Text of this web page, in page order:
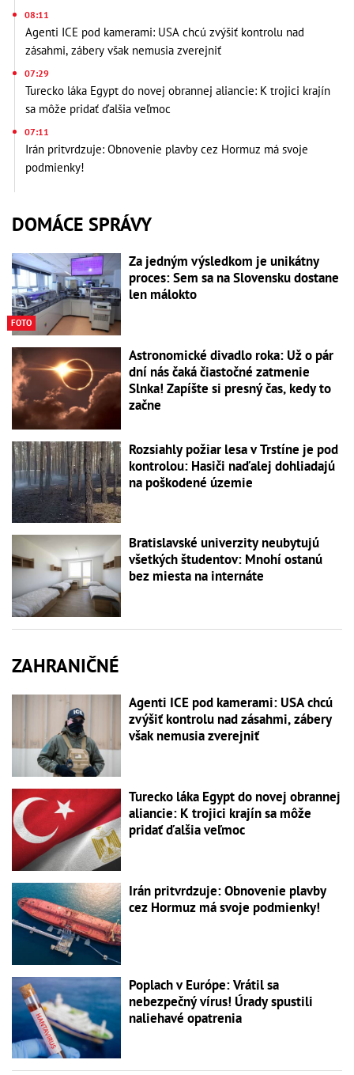
08:11
Agenti ICE pod kamerami: USA chcú zvýšiť kontrolu nad
zásahmi, zábery však nemusia zverejniť
07:29
Turecko láka Egypt do novej obrannej aliancie: K trojici krajín
sa môže pridať ďalšia veľmoc
07:11
Irán pritvrdzuje: Obnovenie plavby cez Hormuz má svoje
podmienky!
DOMÁCE SPRÁVY
FOTO
Za jedným výsledkom je unikátny
proces: Sem sa na Slovensku dostane
len málokto
Astronomické divadlo roka: Už o pár
dní nás čaká čiastočné zatmenie
Slnka! Zapíšte si presný čas, kedy to
začne
Rozsiahly požiar lesa v Trstíne je pod
kontrolou: Hasiči naďalej dohliadajú
na poškodené územie
Bratislavské univerzity neubytujú
všetkých študentov: Mnohí ostanú
bez miesta na internáte
ZAHRANIČNÉ
Agenti ICE pod kamerami: USA chcú
zvýšiť kontrolu nad zásahmi, zábery
však nemusia zverejniť
Turecko láka Egypt do novej obrannej
aliancie: K trojici krajín sa môže
pridať ďalšia veľmoc
Irán pritvrdzuje: Obnovenie plavby
cez Hormuz má svoje podmienky!
Poplach v Európe: Vrátil sa
nebezpečný vírus! Úrady spustili
naliehavé opatrenia